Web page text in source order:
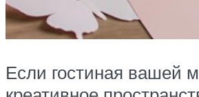
Если гостиная вашей